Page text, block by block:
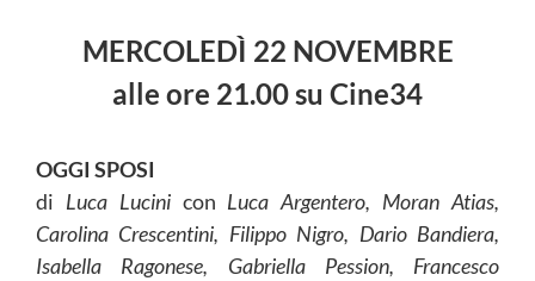
MERCOLEDÌ 22 NOVEMBRE
alle ore 21.00 su Cine34
OGGI SPOSI
di Luca Lucini con Luca Argentero, Moran Atias,
Carolina Crescentini, Filippo Nigro, Dario Bandiera,
Isabella Ragonese, Gabriella Pession, Francesco